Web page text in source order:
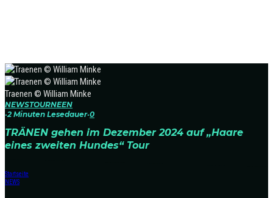
Traenen © William Minke
NEWSTOURNEEN
·2 Minuten Lesedauer·0
TRÄNEN gehen im Dezember 2024 auf „Haare
eines zweiten Hundes“ Tour
Startseite
NEWS